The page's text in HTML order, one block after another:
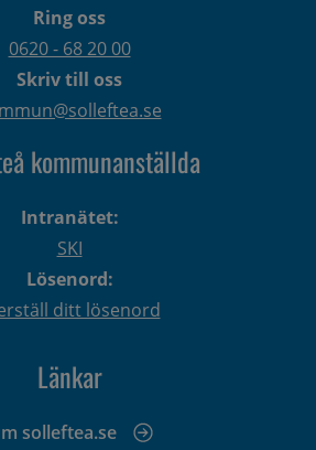
Ring oss
0620 - 68 20 00
Skriv till oss
kommunanställda
Intranätet:
SKI
Lösenord:
ditt lösenord
Länkar
solleftea.se